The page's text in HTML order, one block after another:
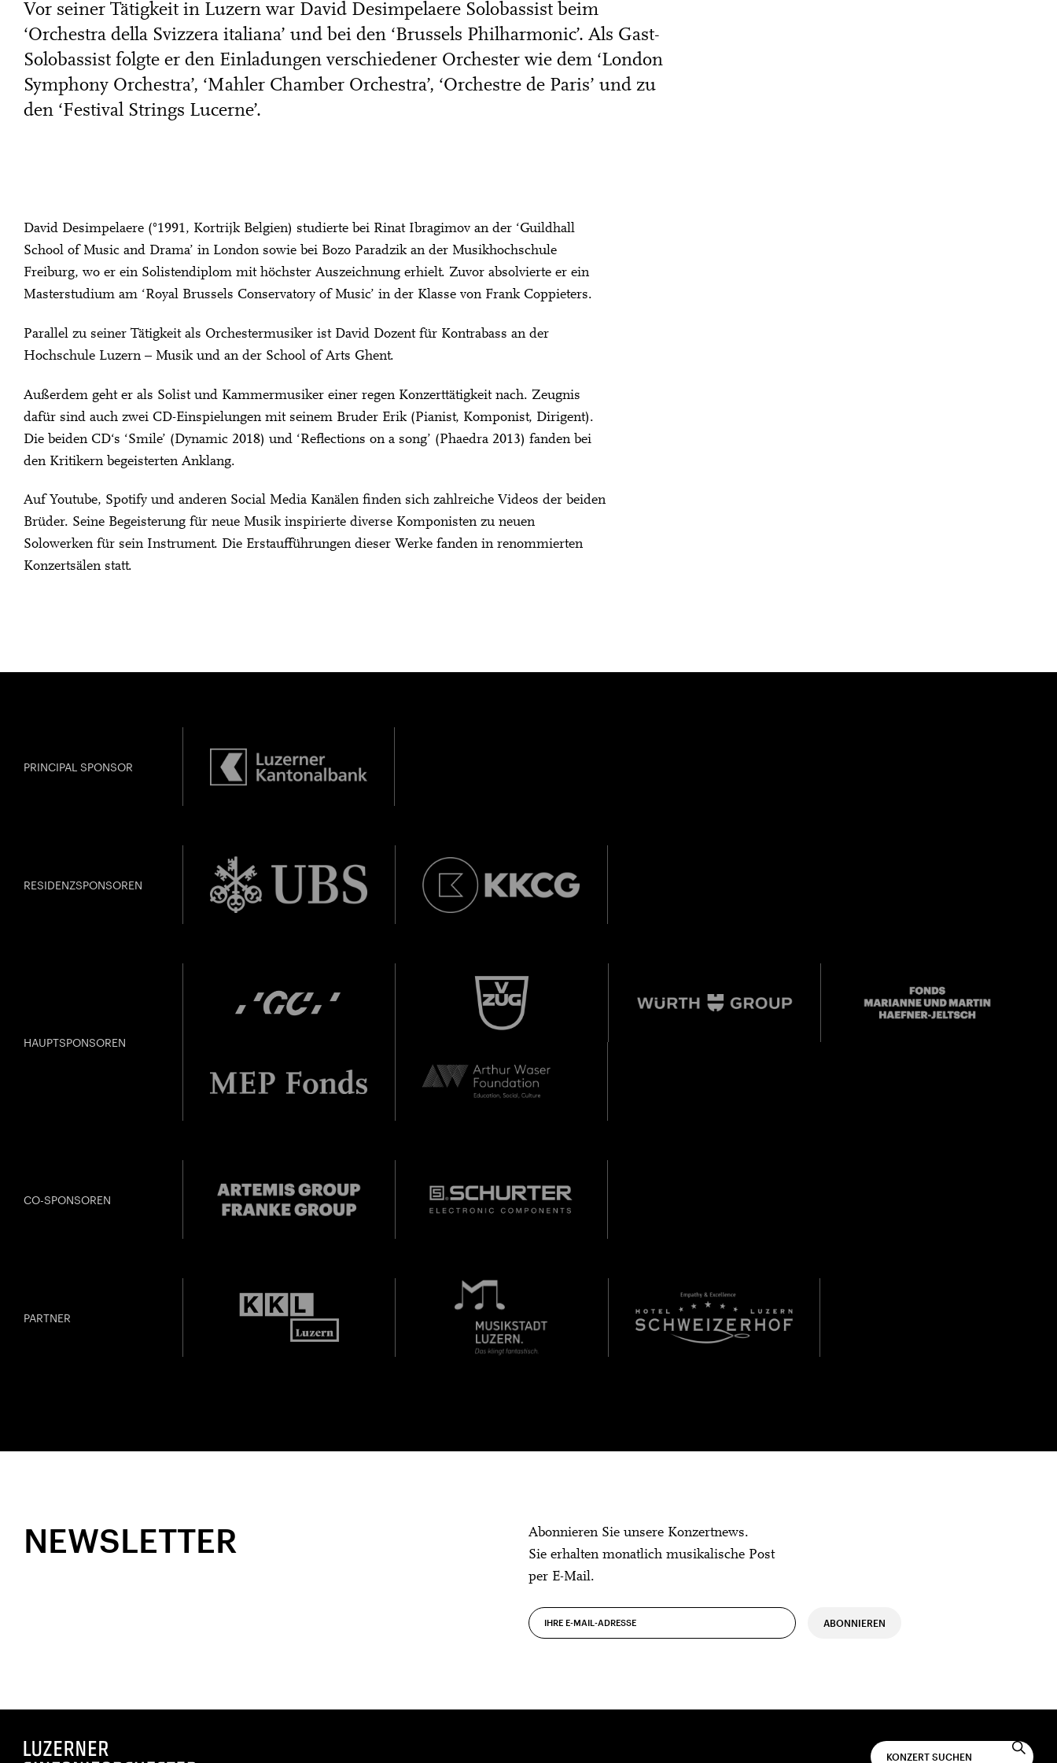
Vor seiner Tätigkeit in Luzern war David Desimpelaere Solobassist beim
‘Orchestra della Svizzera italiana’ und bei den ‘Brussels Philharmonic’. Als Gast-
Solobassist folgte er den Einladungen verschiedener Orchester wie dem ‘London
Symphony Orchestra’, ‘Mahler Chamber Orchestra’, ‘Orchestre de Paris’ und zu
den ‘Festival Strings Lucerne’.
David Desimpelaere (°1991, Kortrijk Belgien) studierte bei Rinat Ibragimov an der ‘Guildhall
School of Music and Drama’ in London sowie bei Bozo Paradzik an der Musikhochschule
Freiburg, wo er ein Solistendiplom mit höchster Auszeichnung erhielt. Zuvor absolvierte er ein
Masterstudium am ‘Royal Brussels Conservatory of Music’ in der Klasse von Frank Coppieters.
Parallel zu seiner Tätigkeit als Orchestermusiker ist David Dozent für Kontrabass an der
Hochschule Luzern – Musik und an der School of Arts Ghent.
Außerdem geht er als Solist und Kammermusiker einer regen Konzerttätigkeit nach. Zeugnis
dafür sind auch zwei CD-Einspielungen mit seinem Bruder Erik (Pianist, Komponist, Dirigent).
Die beiden CD‘s ‘Smile’ (Dynamic 2018) und ‘Reflections on a song’ (Phaedra 2013) fanden bei
den Kritikern begeisterten Anklang.
Auf Youtube, Spotify und anderen Social Media Kanälen finden sich zahlreiche Videos der beiden
Brüder. Seine Begeisterung für neue Musik inspirierte diverse Komponisten zu neuen
Solowerken für sein Instrument. Die Erstaufführungen dieser Werke fanden in renommierten
Konzertsälen statt.
PRINCIPAL SPONSOR
RESIDENZSPONSOREN
HAUPTSPONSOREN
CO-SPONSOREN
PARTNER
NEWSLETTER
Abonnieren Sie unsere Konzertnews.
Sie erhalten monatlich musikalische Post
per E-Mail.
ABONNIEREN